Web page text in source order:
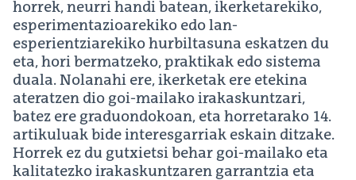
horrek, neurri handi batean, ikerketarekiko,
esperimentazioarekiko edo lan-
esperientziarekiko hurbiltasuna eskatzen du
eta, hori bermatzeko, praktikak edo sistema
duala. Nolanahi ere, ikerketak ere etekina
ateratzen dio goi-mailako irakaskuntzari,
batez ere graduondokoan, eta horretarako 14.
artikuluak bide interesgarriak eskain ditzake.
Horrek ez du gutxietsi behar goi-mailako eta
kalitatezko irakaskuntzaren garrantzia eta